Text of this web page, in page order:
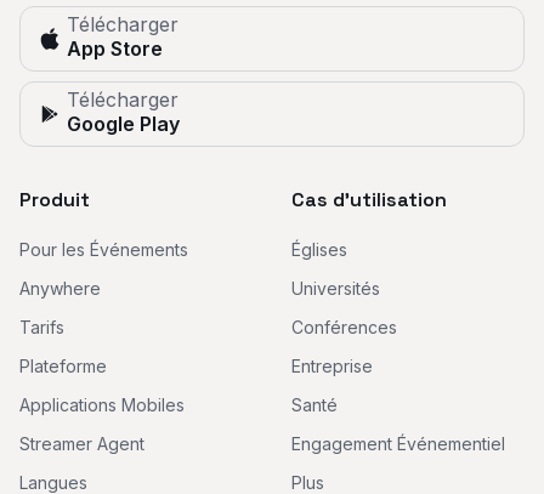
Télécharger
App Store
Télécharger
Google Play
Produit
Pour les Événements
Anywhere
Tarifs
Plateforme
Applications Mobiles
Streamer Agent
Langues
Cas d'utilisation
Églises
Universités
Conférences
Entreprise
Santé
Engagement Événementiel
Plus